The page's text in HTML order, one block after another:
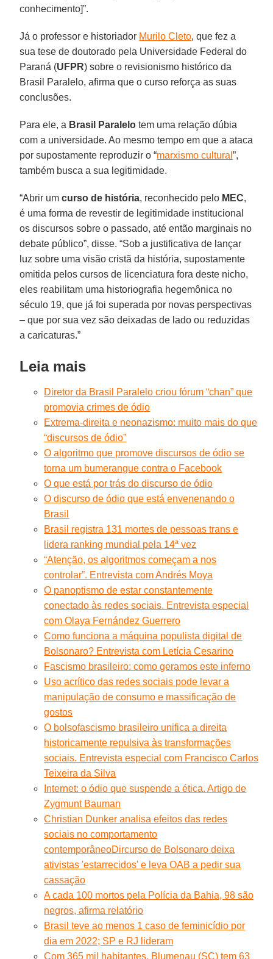
conhecimento]”.
Já o professor e historiador Murilo Cleto, que fez a
sua tese de doutorado pela Universidade Federal do
Paraná (UFPR) sobre o revisionismo histórico da
Brasil Paralelo, afirma que o curso reforça as suas
conclusões.
Para ele, a Brasil Paralelo tem uma relação dúbia
com a universidade. Ao mesmo tempo em que a ataca
por supostamente reproduzir o “marxismo cultural”,
também busca a sua legitimidade.
“Abrir umcurso de história, reconhecido pelo MEC,
é uma forma de revestir de legitimidade institucional
os discursos sobre o passado, até então marginais no
debate público”, disse. “Sob a justificativa de lançar
luz sobre uma visão cristã da história, supostamente
omitida pelos cursos de licenciatura fora deste nicho,
eles reabilitam uma historiografia hegemônica no
século 19, que já foi superada por novas perspectivas
– que por sua vez são deixadas de lado ou reduzidas
a caricaturas.”
Leia mais
Diretor da Brasil Paralelo criou fórum “chan” que
promovia crimes de ódio
Extrema-direita e neonazismo: muito mais do que
“discursos de ódio”
O algoritmo que promove discursos de ódio se
torna um bumerangue contra o Facebook
O que está por trás do discurso de ódio
O discurso de ódio que está envenenando o
Brasil
Brasil registra 131 mortes de pessoas trans e
lidera ranking mundial pela 14ª vez
“Atenção, os algoritmos começam a nos
controlar”. Entrevista com Andrés Moya
O panoptismo de estar constantemente
conectado às redes sociais. Entrevista especial
com Olaya Fernández Guerrero
Como funciona a máquina populista digital de
Bolsonaro? Entrevista com Letícia Cesarino
Fascismo brasileiro: como geramos este inferno
Uso acrítico das redes sociais pode levar a
manipulação de consumo e massificação de
gostos
O bolsofascismo brasileiro unifica a direita
historicamente repulsiva às transformações
sociais. Entrevista especial com Francisco Carlos
Teixeira da Silva
Internet: o ódio que suspende a ética. Artigo de
Zygmunt Bauman
Christian Dunker analisa efeitos das redes
sociais no comportamento
contemporâneoDircurso de Bolsonaro deixa
ativistas 'estarrecidos' e leva OAB a pedir sua
cassação
A cada 100 mortos pela Polícia da Bahia, 98 são
negros, afirma relatório
Brasil teve ao menos 1 caso de feminicídio por
dia em 2022; SP e RJ lideram
Com 365 mil habitantes, Blumenau (SC) tem 63